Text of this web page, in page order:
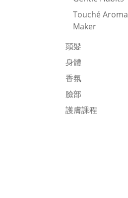
Touché Aroma
Maker
頭髮
身體
香氛
臉部
護膚課程